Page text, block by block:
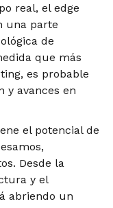
real, el edge
una parte
de
que más
es probable
y avances en
el potencial de
Desde la
y el
abriendo un